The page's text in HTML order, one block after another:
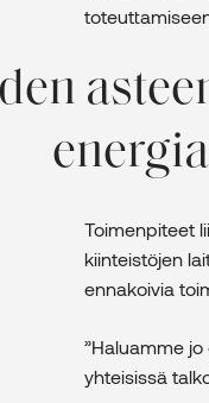
Toimenpiteet
kiinteistöjen
ennakoivia
”Haluamme
yhteisissä